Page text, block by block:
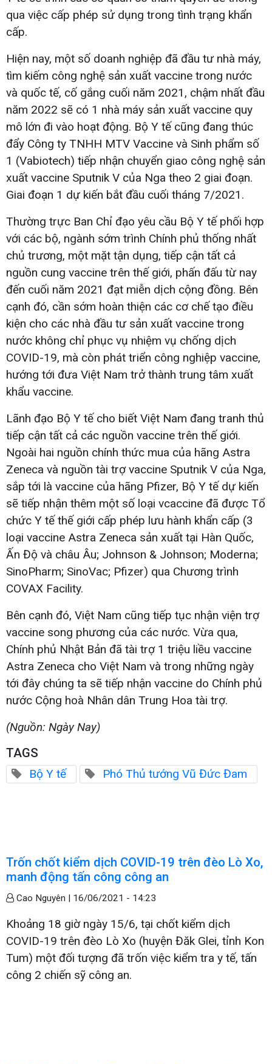
qua việc cấp phép sử dụng trong tình trạng khẩn
cấp.
Hiện nay, một số doanh nghiệp đã đầu tư nhà máy,
tìm kiếm công nghệ sản xuất vaccine trong nước
và quốc tế, cố gắng cuối năm 2021, chậm nhất đầu
năm 2022 sẽ có 1 nhà máy sản xuất vaccine quy
mô lớn đi vào hoạt động. Bộ Y tế cũng đang thúc
đẩy Công ty TNHH MTV Vaccine và Sinh phẩm số
1 (Vabiotech) tiếp nhận chuyển giao công nghệ sản
xuất vaccine Sputnik V của Nga theo 2 giai đoạn.
Giai đoạn 1 dự kiến bắt đầu cuối tháng 7/2021.
Thường trực Ban Chỉ đạo yêu cầu Bộ Y tế phối hợp
với các bộ, ngành sớm trình Chính phủ thống nhất
chủ trương, một mặt tận dụng, tiếp cận tất cả
nguồn cung vaccine trên thế giới, phấn đấu từ nay
đến cuối năm 2021 đạt miễn dịch cộng đồng. Bên
cạnh đó, cần sớm hoàn thiện các cơ chế tạo điều
kiện cho các nhà đầu tư sản xuất vaccine trong
nước không chỉ phục vụ nhiệm vụ chống dịch
COVID-19, mà còn phát triển công nghiệp vaccine,
hướng tới đưa Việt Nam trở thành trung tâm xuất
khẩu vaccine.
Lãnh đạo Bộ Y tế cho biết Việt Nam đang tranh thủ
tiếp cận tất cả các nguồn vaccine trên thế giới.
Ngoài hai nguồn chính thức mua của hãng Astra
Zeneca và nguồn tài trợ vaccine Sputnik V của Nga,
sắp tới là vaccine của hãng Pfizer, Bộ Y tế dự kiến
sẽ tiếp nhận thêm một số loại vcaccine đã được Tổ
chức Y tế thế giới cấp phép lưu hành khẩn cấp (3
loại vaccine Astra Zeneca sản xuất tại Hàn Quốc,
Ấn Độ và châu Âu; Johnson & Johnson; Moderna;
SinoPharm; SinoVac; Pfizer) qua Chương trình
COVAX Facility.
Bên cạnh đó, Việt Nam cũng tiếp tục nhận viện trợ
vaccine song phương của các nước. Vừa qua,
Chính phủ Nhật Bản đã tài trợ 1 triệu liều vaccine
Astra Zeneca cho Việt Nam và trong những ngày
tới đây chúng ta sẽ tiếp nhận vaccine do Chính phủ
nước Cộng hoà Nhân dân Trung Hoa tài trợ.
(Nguồn: Ngày Nay)
TAGS
Bộ Y tế Phó Thủ tướng Vũ Đức Đam
Trốn chốt kiểm dịch COVID-19 trên đèo Lò Xo,
manh động tấn công công an
Cao Nguyên | 16/06/2021 - 14:23
Khoảng 18 giờ ngày 15/6, tại chốt kiểm dịch
COVID-19 trên đèo Lò Xo (huyện Đăk Glei, tỉnh Kon
Tum) một đối tượng đã trốn việc kiểm tra y tế, tấn
công 2 chiến sỹ công an.